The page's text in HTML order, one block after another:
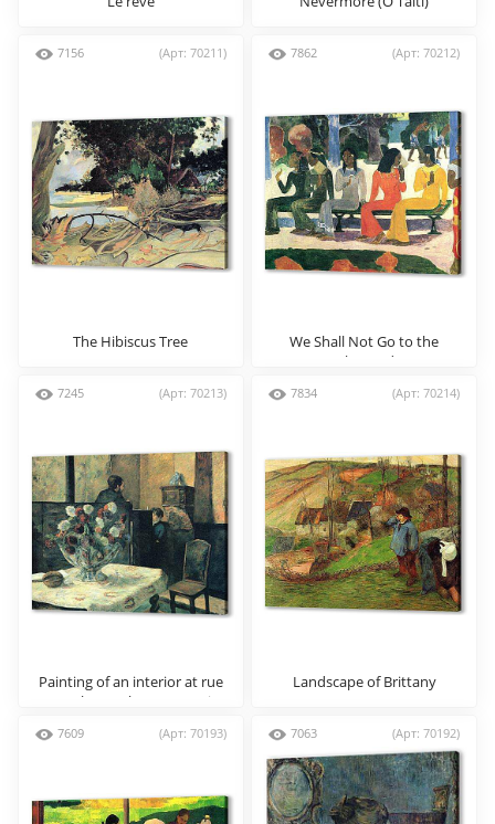
7156 (Арт: 70211)
The Hibiscus Tree
7862 (Арт: 70212)
We Shall Not Go to the
Market Today
7245 (Арт: 70213)
Painting of an interior at rue
Carcel (Carcel Street), Paris
7834 (Арт: 70214)
Landscape of Brittany
7609 (Арт: 70193) 7063 (Арт: 70192)